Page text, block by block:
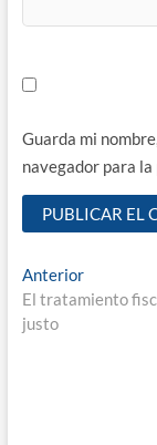
Guarda mi
navegador para
Navegación
de
AnteriorEntrada
anterior:
El tratamiento
justo